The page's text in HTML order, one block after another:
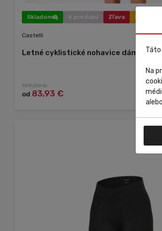
Skladom V predajni Zľava Novinka
Castelli
Letné cyklistické nohavice dámske
109,00 €
od 83,93 €
Na